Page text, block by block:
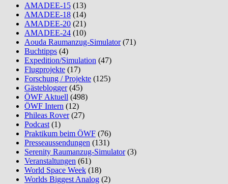
AMADEE-15 (13)
AMADEE-18 (14)
AMADEE-20 (21)
AMADEE-24 (10)
Aouda Raumanzug-Simulator(71)
Buchtipps (4)
Expedition/Simulation (47)
Flugprojekte (17)
Forschung / Projekte (125)
Gästeblogger(45)
ÖWF Aktuell (498)
ÖWF Intern (12)
Phileas Rover(27)
Podcast (1)
Praktikum beim ÖWF (76)
Presseaussendungen (131)
Serenity Raumanzug-Simulator(3)
Veranstaltungen (61)
World Space Week (18)
Worlds Biggest Analog (2)